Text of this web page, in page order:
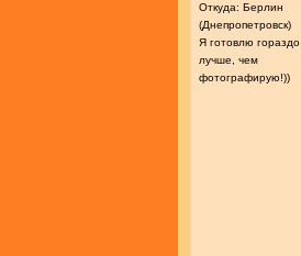
Откуда: Берлин
(Днепропетровск)
Я готовлю гораздо
лучше, чем
фотографирую!))